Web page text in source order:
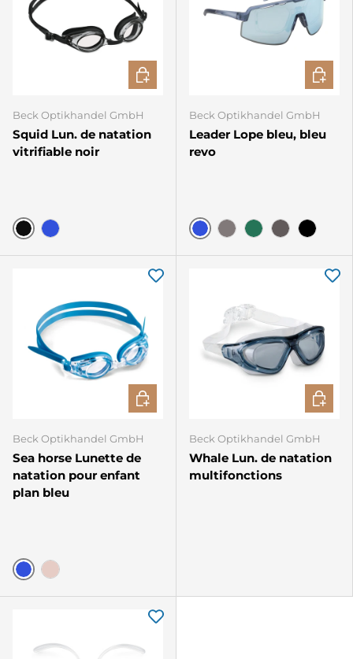
Beck Optikhandel GmbH
Squid Lun. de natation
vitrifiable noir
Noir
CHOISIR LES OPTIONS
Beck Optikhandel GmbH
Leader Lope bleu, bleu
revo
Bleu
Beck Optikhandel GmbH
Sea horse Lunette de
natation pour enfant
plan bleu
Bleu
CHOISIR LES OPTIONS
Beck Optikhandel GmbH
Whale Lun. de natation
multifonctions